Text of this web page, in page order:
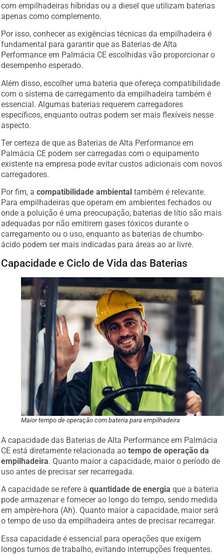
com empilhadeiras híbridas ou a diesel que utilizam baterias
apenas como complemento.
Por isso, conhecer as exigências técnicas da empilhadeira é
fundamental para garantir que as Baterias de Alta
Performance em Palmácia CE escolhidas vão proporcionar o
desempenho esperado.
Além disso, escolher uma bateria que ofereça compatibilidade
com o sistema de carregamento da empilhadeira também é
essencial. Algumas baterias requerem carregadores
específicos, enquanto outras podem ser mais flexíveis nesse
aspecto.
Ter certeza de que as Baterias de Alta Performance em
Palmácia CE podem ser carregadas com o equipamento
existente na empresa pode evitar custos adicionais com novos
carregadores.
Por fim, acompatibilidade ambiental também é relevante.
Para empilhadeiras que operam em ambientes fechados ou
onde a poluição é uma preocupação, baterias de lítio são mais
adequadas por não emitirem gases tóxicos durante o
carregamento ou o uso, enquanto as baterias de chumbo-
ácido podem ser mais indicadas para áreas ao ar livre.
Capacidade e Ciclo de Vida das Baterias
Maior tempo de operação com bateria para empilhadeira
A capacidade das Baterias de Alta Performance em Palmácia
CE está diretamente relacionada aotempo de operação da
empilhadeira . Quanto maior a capacidade, maior o período de
uso antes de precisar ser recarregada.
A capacidade se refere àquantidade de energia que a bateria
pode armazenar e fornecer ao longo do tempo, sendo medida
em ampère-hora (Ah). Quanto maior a capacidade, maior será
o tempo de uso da empilhadeira antes de precisar recarregar.
Essa capacidade é essencial para operações que exigem
longos turnos de trabalho, evitando interrupções frequentes.